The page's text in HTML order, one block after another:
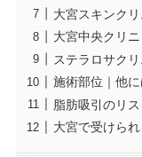
大宮スキンクリ
大宮中央クリ
ステラロサク
施術部位｜他
脂肪吸引のリ
大宮で受けら